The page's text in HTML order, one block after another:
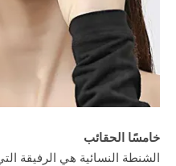
خامسًا الحقائب
الشنطة النسائية هي الرفيقة